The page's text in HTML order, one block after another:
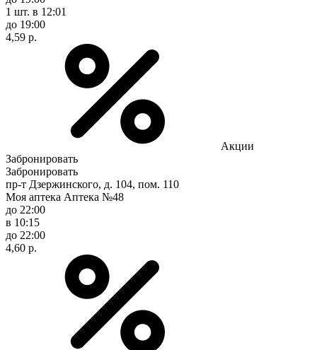
1 шт. в 12:01
до 19:00
4,59 р.
Акции
Забронировать
Забронировать
пр-т Дзержинского, д. 104, пом. 110
Моя аптека Аптека №48
до 22:00
в 10:15
до 22:00
4,60 р.